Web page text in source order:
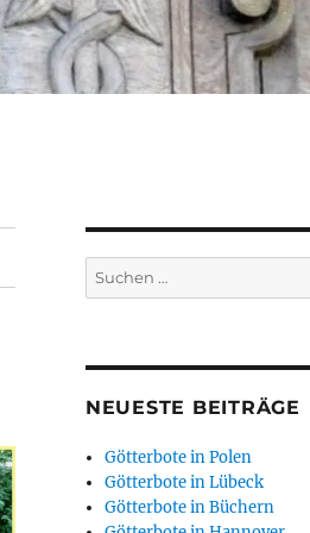
Suchen
nach:
NEUESTE BEITRÄGE
Götterbote in Polen
Götterbote in Lübeck
Götterbote in Büchern